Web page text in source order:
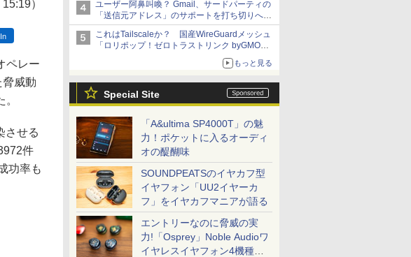
使った投資詐欺などへの対策として
ユーザー阿鼻叫喚？ Gmail、サードパーティの
「送信元アドレス」のサポートを打ち切りへ
【やじうまWatch】
これはTailscaleか？ 国産WireGuardメッシュ
「ロリポップ！ゼロトラストリンク byGMOペ
パボ」を実測で確かめた【イニシャルB】
もっと見る
Special Site
「A&ultima SP4000T」の魅
力！ポケットに入るオーディ
オの醍醐味
SOUNDPEATSのイヤカフ型
イヤフォン「UU2イヤーカ
フ」をイヤカフマニアが語る
エントリーなのに脅威の実
力!「Osprey」Noble Audioワ
イヤレスイヤフォン4機種を
）
ペレー
威動
させる
件
功率も